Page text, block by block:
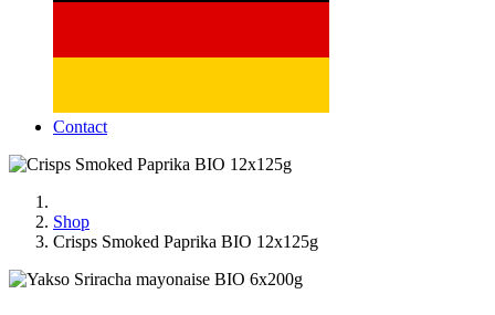
Contact
Shop
Crisps Smoked Paprika BIO 12x125g